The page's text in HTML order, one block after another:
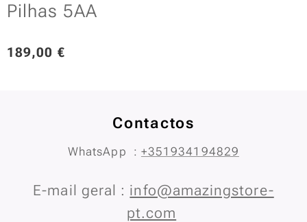
Pilhas 5AA
189,00 €
Contactos
WhatsApp : +351934194829
E-mail geral : info@amazingstore-
pt.com